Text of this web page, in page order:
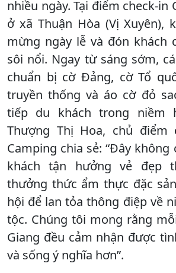
nhiều ngày. Tại điểm check-in
ở xã Thuận Hòa (Vị Xuyên),
mừng ngày lễ và đón khách
sôi nổi. Ngay từ sáng sớm,
chuẩn bị cờ Đảng, cờ Tổ
truyền thống và áo cờ đỏ
tiếp du khách trong niềm
Thượng Thị Hoa, chủ điểm
Camping chia sẻ: “Đây không
khách tận hưởng vẻ đẹp
thưởng thức ẩm thực đặc
hội để lan tỏa thông điệp về
tộc. Chúng tôi mong rằng
Giang đều cảm nhận được
và sống ý nghĩa hơn”.